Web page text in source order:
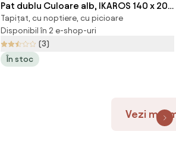
Pat dublu Culoare alb, IKAROS 140 x 200
cm Saltele: Fara saltea, Somiera pat: Cu
lamele drepte
Tapițat, cu noptiere, cu picioare
Disponibil în 2 e-shop-uri
(3)
În stoc
Vezi mai